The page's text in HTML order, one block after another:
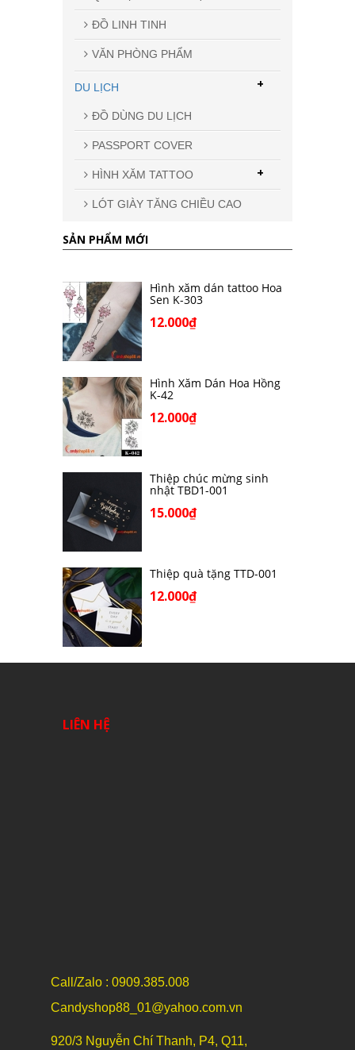
ĐỒ LINH TINH
VĂN PHÒNG PHẨM
DU LỊCH
ĐỒ DÙNG DU LỊCH
PASSPORT COVER
HÌNH XĂM TATTOO +
LÓT GIÀY TĂNG CHIỀU CAO
+
SẢN PHẨM MỚI
Hình xăm dán tattoo Hoa
Sen K-303
12.000₫
Hình Xăm Dán Hoa Hồng
K-42
12.000₫
Thiệp chúc mừng sinh
nhật TBD1-001
15.000₫
Thiệp quà tặng TTD-001
12.000₫
LIÊN HỆ
Call/Zalo : 0909.385.008
Candyshop88_01@yahoo.com.vn
920/3 Nguyễn Chí Thanh, P4, Q11,